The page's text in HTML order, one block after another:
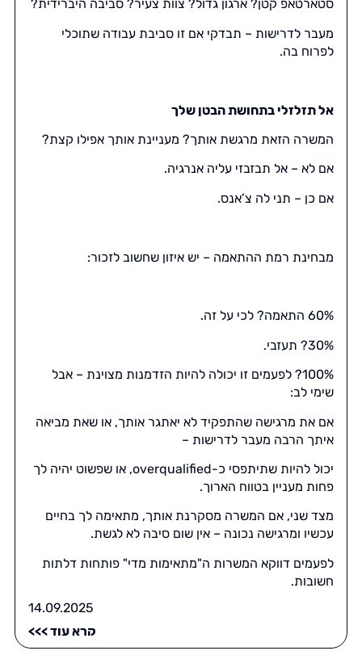
סטארטאפ קטן? ארגון גדול? צוות צעיר? סביבה היברידית?
מעבר לדרישות – תבדקי אם זו סביבת עבודה שתוכלי
לפרוח בה.
אל תזלזלי בתחושת הבטן שלך
המשרה הזאת מרגשת אותך? מעניינת אותך אפילו קצת?
אם לא – אל תבזבזי עליה אנרגיה.
אם כן – תני לה צ’אנס.
מבחינת רמת ההתאמה – יש איזון שחשוב לזכור:
60% התאמה? לכי על זה.
30%? תעזבי.
100%? לפעמים זו יכולה להיות הזדמנות מצוינת – אבל
שימי לב:
אם את מרגישה שהתפקיד לא יאתגר אותך, או שאת מביאה
איתך הרבה מעבר לדרישות –
יכול להיות שתיתפסי כ-overqualified, או שפשוט יהיה לך
פחות מעניין בטווח הארוך.
מצד שני, אם המשרה מסקרנת אותך, מתאימה לך בחיים
עכשיו ומרגישה נכונה – אין שום סיבה לא לגשת.
לפעמים דווקא המשרות ה"מתאימות מדי" פותחות דלתות
חשובות.
14.09.2025
קרא עוד >>>